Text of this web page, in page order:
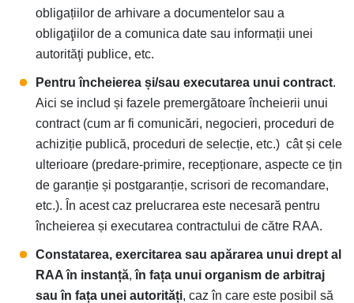
obligațiilor de arhivare a documentelor sau a
obligaţiilor de a comunica date sau informații unei
autorităţi publice, etc.
Pentru încheierea și/sau executarea unui contract.
Aici se includ și fazele premergătoare încheierii unui
contract (cum ar fi comunicări, negocieri, proceduri de
achiziție publică, proceduri de selecție, etc.) cât și cele
ulterioare (predare-primire, recepționare, aspecte ce țin
de garanție și postgaranție, scrisori de recomandare,
etc.). În acest caz prelucrarea este necesară pentru
încheierea și executarea contractului de către RAA.
Constatarea, exercitarea sau apărarea unui drept al
RAA în instanță,în fața unui organism de arbitraj
sau în fața unei autorități, caz în care este posibil să